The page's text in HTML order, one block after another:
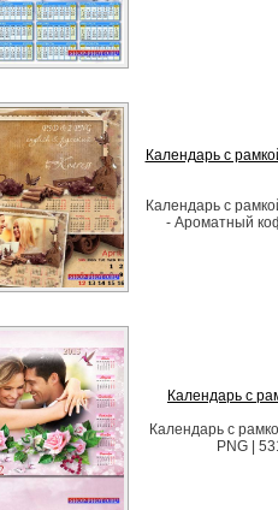
Календарь с
Календарь с
- Ароматный
Календарь с
Календарь с
PNG |